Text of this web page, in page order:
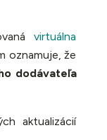
virtuálna
oznamuje, že
dodávateľa
aktualizácií